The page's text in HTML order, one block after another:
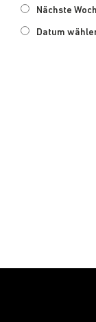
Nächste
Datum